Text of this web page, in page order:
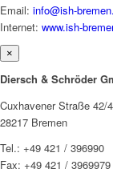
Email: info@ish-
Internet: www.ish-
×
Diersch & Schröder
Cuxhavener Straße 42/
28217 Bremen
Tel.: +49 421 / 396990
Fax: +49 421 / 3969979